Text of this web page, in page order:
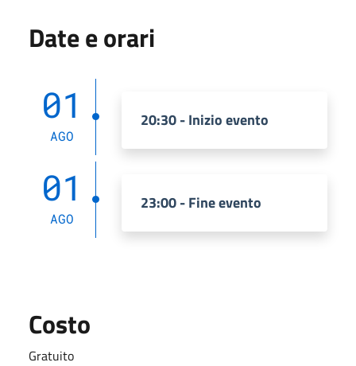
Date e orari
01
AGO
20:30 - Inizio evento
01
AGO
23:00 - Fine evento
Costo
Gratuito